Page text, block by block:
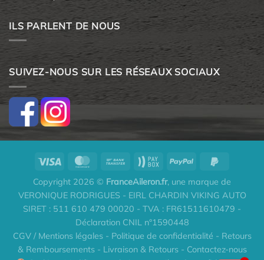
5
ILS PARLENT DE NOUS
SUIVEZ-NOUS SUR LES RÉSEAUX SOCIAUX
Copyright 2026 © FranceAileron.fr, une marque de
VERONIQUE RODRIGUES - EIRL CHARDIN VIKING AUTO
SIRET : 511 610 479 00020 - TVA : FR61511610479 -
Déclaration CNIL n°1590448
CGV / Mentions légales- Politique de confidentialité - Retours
& Remboursements- Livraison & Retours- Contactez-nous